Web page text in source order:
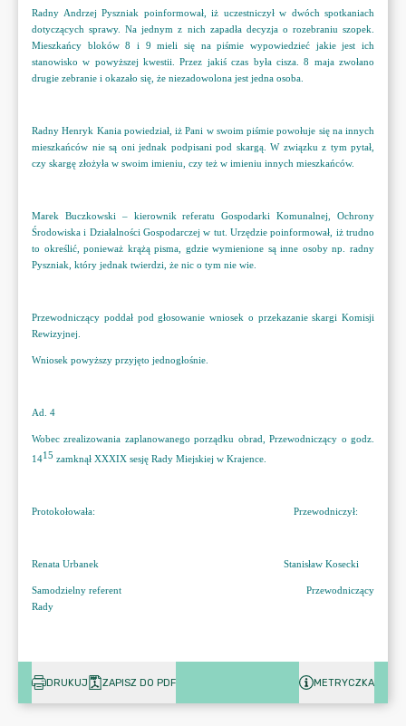
DRUKUJ ZAPISZ DO PDF METRYCZKA